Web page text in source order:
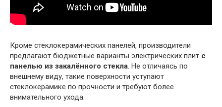
Кроме стеклокерамических панелей, производители
предлагают бюджетные варианты электрических плит с
панелью из закалённого стекла. Не отличаясь по
внешнему виду, такие поверхности уступают
стеклокерамике по прочности и требуют более
внимательного ухода.